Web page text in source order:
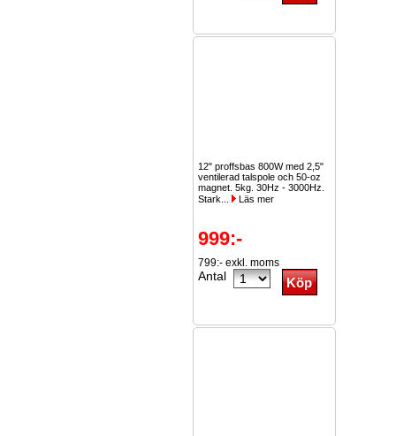
12" proffsbas 800W med 2,5"
ventilerad talspole och 50-oz
magnet. 5kg. 30Hz - 3000Hz.
Stark...
Läs mer
999:-
799:- exkl. moms
Antal